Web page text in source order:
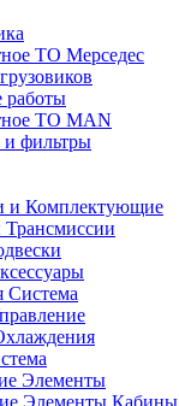
ТО Мерседес
работы
ТО MAN
фильтры
и Комплектующие
Система
Элементы
Элементы Кабины